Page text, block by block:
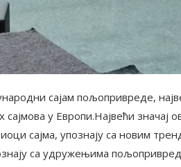
сајам пољопривреде,
у Европи.Највећи значај
сајма, упознају са новим
са удружењима